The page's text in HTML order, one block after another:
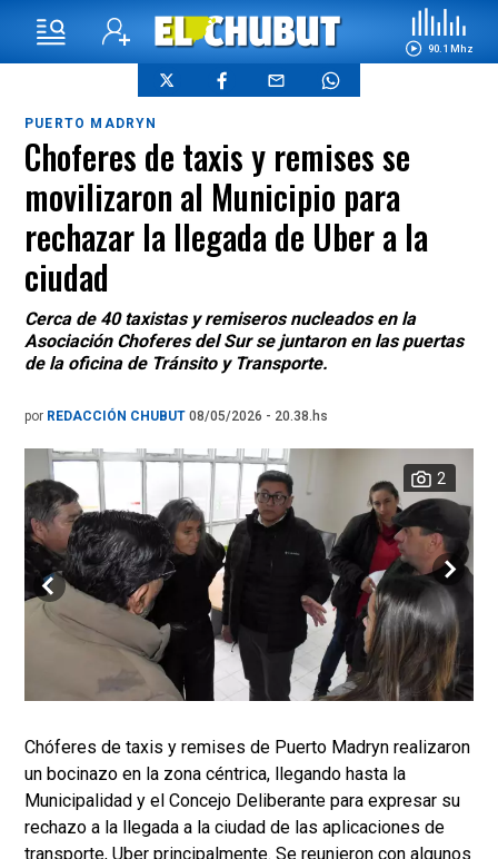
90.1 Mhz
PUERTO MADRYN
Choferes de taxis y remises se
movilizaron al Municipio para
rechazar la llegada de Uber a la
ciudad
Cerca de 40 taxistas y remiseros nucleados en la
Asociación Choferes del Sur se juntaron en las puertas
de la oficina de Tránsito y Transporte.
por REDACCIÓN CHUBUT 08/05/2026 - 20.38.hs
2
Chóferes de taxis y remises de Puerto Madryn realizaron
un bocinazo en la zona céntrica, llegando hasta la
Municipalidad y el Concejo Deliberante para expresar su
rechazo a la llegada a la ciudad de las aplicaciones de
transporte, Uber principalmente. Se reunieron con algunos